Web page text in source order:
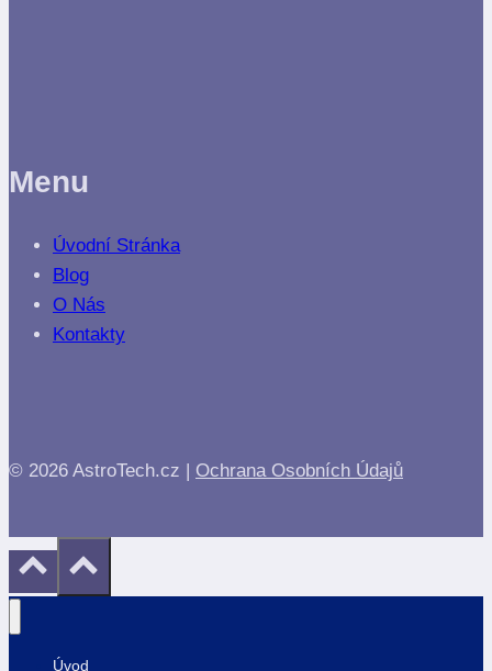
Menu
Úvodní Stránka
Blog
O Nás
Kontakty
© 2026 AstroTech.cz | Ochrana Osobních Údajů
Úvod